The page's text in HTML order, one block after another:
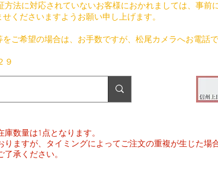
方法に対応されていないお客様におかれましては、事前
くださいますようお願い申し上げます。
ご希望の場合は、お手数ですが、松尾カメラへお電話
９
数量は1点となります。
ますが、タイミングによってご注文の重複が生じた場
承ください。